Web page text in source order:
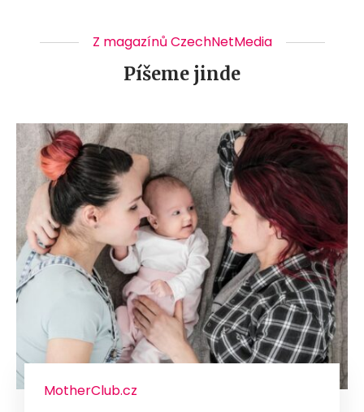
Z magazínů CzechNetMedia
Píšeme jinde
MotherClub.cz